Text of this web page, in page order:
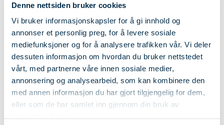
Denne nettsiden bruker cookies
Vi bruker informasjonskapsler for å gi innhold og
annonser et personlig preg, for å levere sosiale
mediefunksjoner og for å analysere trafikken vår. Vi deler
dessuten informasjon om hvordan du bruker nettstedet
vårt, med partnerne våre innen sosiale medier,
annonsering og analysearbeid, som kan kombinere den
med annen informasjon du har gjort tilgjengelig for dem,
eller som de har samlet inn gjennom din bruk av